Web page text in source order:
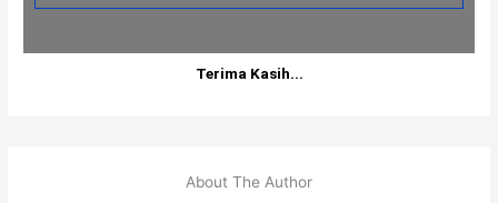
Terima Kasih...
About The Author